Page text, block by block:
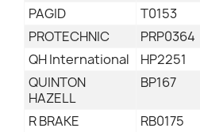
PAGID
T0153
PROTECHNIC
PRP0364
QH International
HP2251
QUINTON
HAZELL
BP167
R BRAKE
RB0175